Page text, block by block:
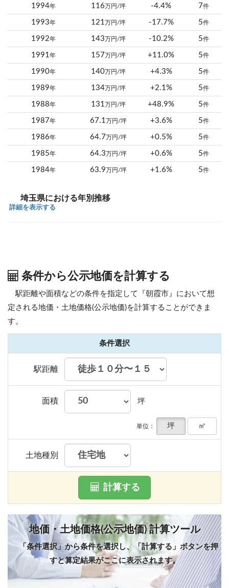
1994年 116 万円/坪 -4.4% 7件
1993年 121 万円/坪 -17.7% 5件
1992年 143 万円/坪 -10.2% 5件
1991年 157 万円/坪 +11.0% 5件
1990年 140 万円/坪 +4.3% 5件
1989年 134 万円/坪 +2.1% 5件
1988年 131 万円/坪 +48.9% 5件
1987年 67.1 万円/坪 +3.6% 5件
1986年 64.7 万円/坪 +0.5% 5件
1985年 64.3 万円/坪 +0.6% 5件
1984年 63.9 万円/坪 +1.6% 5件
埼玉県における年別推移
詳細を表示する
条件から公示地価を計算する
駅距離や面積などの条件を指定して『朝霞市』において想
定される地価・土地価格(公示地価)を計算することができま
す。
条件選択
駅距離
面積 坪
単位： 坪 ㎡
土地種別
計算する
地価・土地価格(公示地価) 計算ツール
「条件選択」から条件を選択し、「計算する」ボタンを押
すと算定結果がここに表示されます。